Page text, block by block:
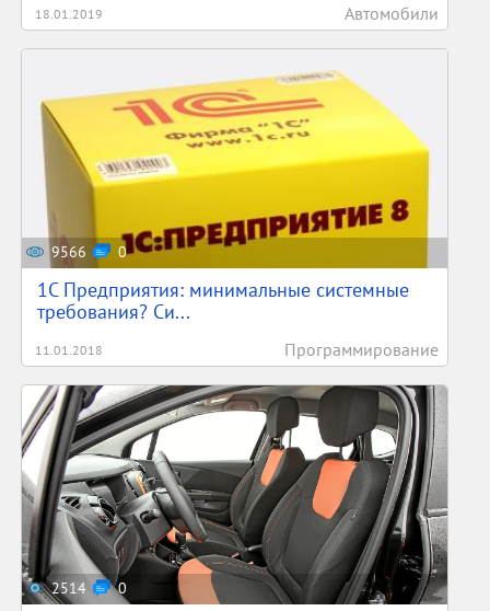
18.01.2019 Автомобили
9566 0
1С Предприятия: минимальные системные
требования? Си...
11.01.2018 Программирование
2514 0